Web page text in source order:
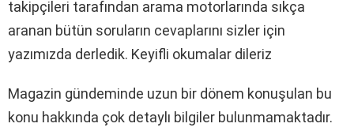
takipçileri tarafından arama motorlarında sıkça
aranan bütün soruların cevaplarını sizler için
yazımızda derledik. Keyifli okumalar dileriz
Magazin gündeminde uzun bir dönem konuşulan bu
konu hakkında çok detaylı bilgiler bulunmamaktadır.